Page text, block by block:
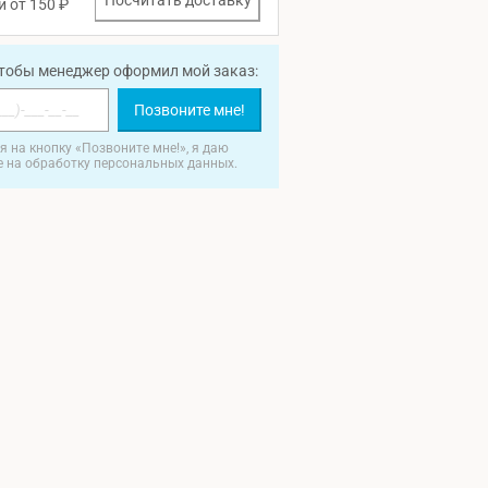
от 150 ₽
менеджер оформил мой заказ:
Позвоните мне!
на кнопку «Позвоните мне!», я даю
на обработку персональных данных.